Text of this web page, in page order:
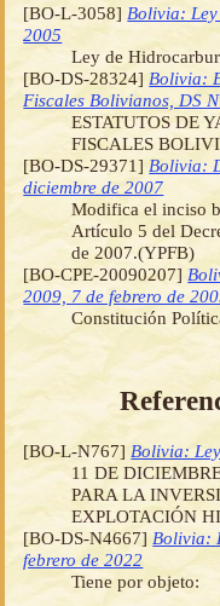
[BO-L-3058] Bolivia:
2005
Ley de
[BO-DS-28324] Bolivia:
Fiscales Bolivianos, DS
ESTATUTOS DE
FISCALES
[BO-DS-29371] Bolivia:
diciembre de 2007
Modifica el inciso
Artículo 5 del
de 2007.(YPFB)
[BO-CPE-20090207]
2009, 7 de febrero de
Constitución
[BO-L-N767] Bolivia:
11 DE
PARA LA
EXPLOTACIÓN
[BO-DS-N4667]Bolivia:
febrero de 2022
Tiene por objeto: